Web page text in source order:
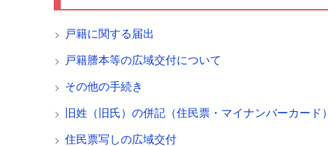
戸籍に関する届出
戸籍謄本等の広域交付について
その他の手続き
旧姓（旧氏）の併記（住民票・マイナンバーカード）
住民票写しの広域交付